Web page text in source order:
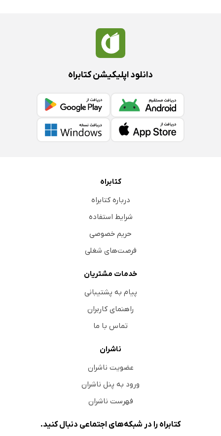
دانلود اپلیکیشن کتابراه
کتابراه
درباره کتابراه
شرایط استفاده
حریم خصوصی
فرصت‌های شغلی
خدمات مشتریان
پیام به پشتیبانی
راهنمای کاربران
تماس با ما
ناشران
عضویت ناشران
ورود به پنل ناشران
فهرست ناشران
کتابراه را در شبکه‌های اجتماعی دنبال کنید.